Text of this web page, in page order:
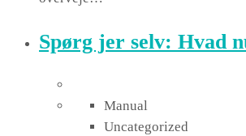
Spørg jer selv: Hvad
Manual
Uncategorized